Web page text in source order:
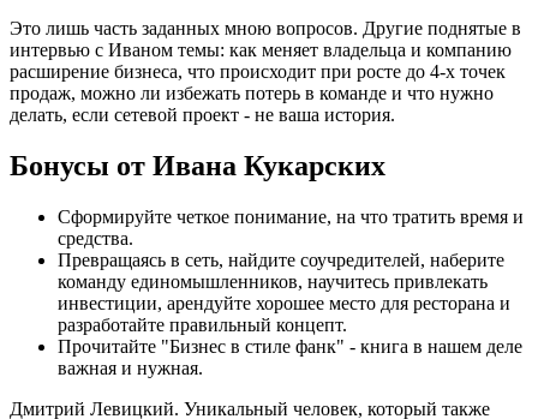
Это лишь часть заданных мною вопросов. Другие поднятые в
интервью с Иваном темы: как меняет владельца и компанию
расширение бизнеса, что происходит при росте до 4-х точек
продаж, можно ли избежать потерь в команде и что нужно
делать, если сетевой проект - не ваша история.
Бонусы от Ивана Кукарских
Сформируйте четкое понимание, на что тратить время и
средства.
Превращаясь в сеть, найдите соучредителей, наберите
команду единомышленников, научитесь привлекать
инвестиции, арендуйте хорошее место для ресторана и
разработайте правильный концепт.
Прочитайте "Бизнес в стиле фанк" - книга в нашем деле
важная и нужная.
Дмитрий Левицкий. Уникальный человек, который также